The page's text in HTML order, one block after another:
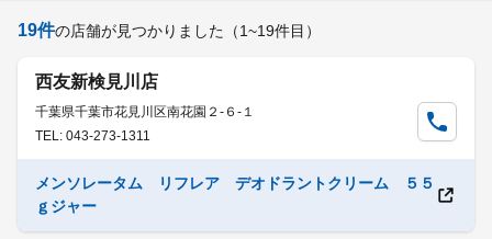
19件の店舗が見つかりました （1~19件目）
西友新検見川店
千葉県千葉市花見川区南花園２-６-１
TEL: 043-273-1311
メンソレータム リフレア デオドラントクリーム ５５
ｇジャー